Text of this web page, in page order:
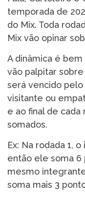
temporada de
do Mix. Toda
Mix vão opinar
A dinâmica é
vão palpitar
será vencido
visitante ou
e ao final de cada
somados.
Ex: Na rodada 1,
então ele soma 6
mesmo
soma mais 3